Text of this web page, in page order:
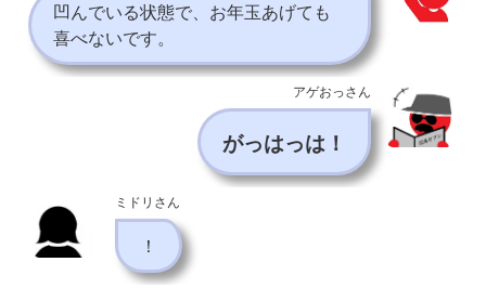
凹んでいる状態で、お年玉あげても
喜べないです。
アゲおっさん
がっはっは！
ミドリさん
！